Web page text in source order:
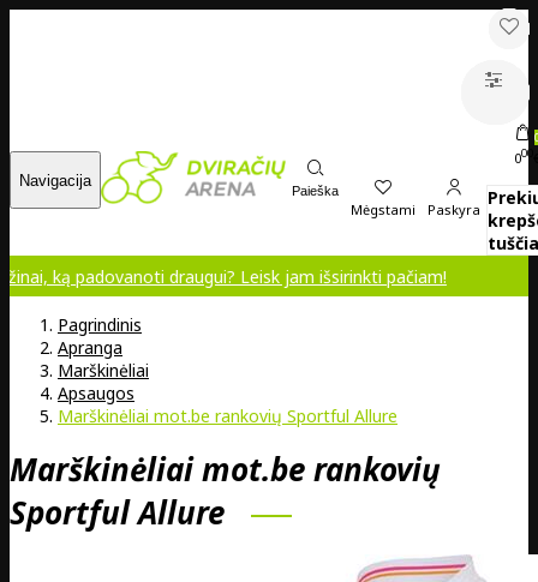
Navigacija
Paieška
Mėgstami Paskyra
000
ką padovanoti draugui? Leisk jam išsirinkti pačiam!
Pagrindinis
Apranga
Marškinėliai
Apsaugos
Marškinėliai mot.be rankovių Sportful Allure
Marškinėliai mot.be rankovių
Sportful Allure